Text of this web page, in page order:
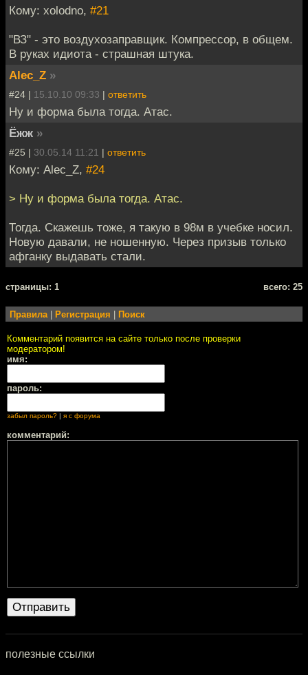
Кому: xolodno, #21
"ВЗ" - это воздухозаправщик. Компрессор, в общем.
В руках идиота - страшная штука.
Alec_Z »
#24 | 15.10.10 09:33 | ответить
Ну и форма была тогда. Атас.
Ёжж »
#25 | 30.05.14 11:21 | ответить
Кому: Alec_Z, #24
> Ну и форма была тогда. Атас.
Тогда. Скажешь тоже, я такую в 98м в учебке носил.
Новую давали, не ношенную. Через призыв только
афганку выдавать стали.
cтраницы: 1 всего: 25
Правила| Регистрация Поиск
Комментарий появится на сайте только после проверки
модератором!
имя:
пароль:
забыл пароль? | я с форума
комментарий:
полезные ссылки